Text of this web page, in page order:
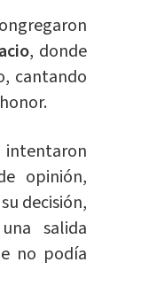
, donde
cantando
opinión,
decisión,
salida
no podía